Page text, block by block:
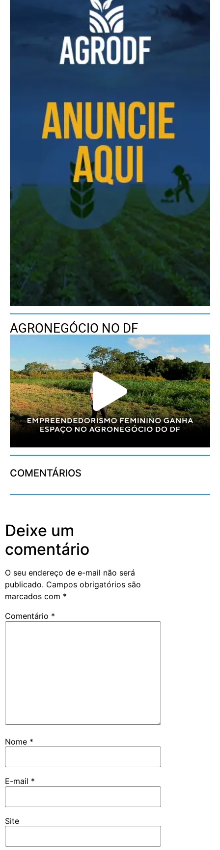
AGRONEGÓCIO NO DF
COMENTÁRIOS
Deixe um
comentário
O seu endereço de e-mail não será
publicado. Campos obrigatórios são
marcados com *
Comentário *
Nome *
E-mail *
Site